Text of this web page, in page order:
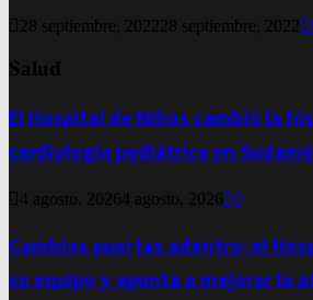
28 septiembre, 2022 28 septiembre, 2022
Salud
El Hospital de Niños cambió la
cardiología pediátrica en
4 agosto, 20264 agosto, 2026 0
Cambios puertas adentro: el
su equipo y apunta a mejorar la